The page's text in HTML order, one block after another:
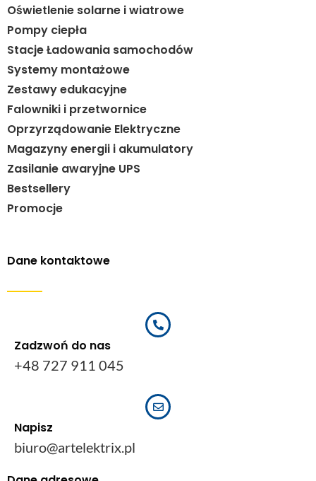
Oświetlenie solarne i wiatrowe
Pompy ciepła
Stacje Ładowania samochodów
Systemy montażowe
Zestawy edukacyjne
Falowniki i przetwornice
Oprzyrządowanie Elektryczne
Magazyny energii i akumulatory
Zasilanie awaryjne UPS
Bestsellery
Promocje
Dane kontaktowe
Zadzwoń do nas
+48 727 911 045
Napisz
biuro@artelektrix.pl